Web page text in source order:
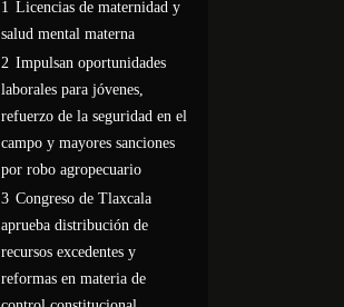
1 Licencias de maternidad y
salud mental materna
2 Impulsan oportunidades
laborales para jóvenes,
refuerzo de la seguridad en el
campo y mayores sanciones
por robo agropecuario
3 Congreso de Tlaxcala
aprueba distribución de
recursos excedentes y
reformas en materia de